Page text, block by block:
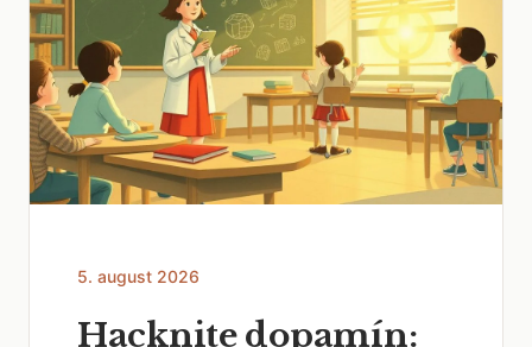
5. august 2026
Hacknite dopamín: